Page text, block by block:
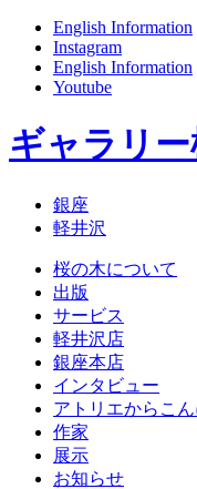
English Information
Instagram
English Information
Youtube
ギャラリ
銀座
軽井沢
桜の木について
出版
サービス
軽井沢店
銀座本店
インタビュー
アトリエからこ
作家
展示
お知らせ